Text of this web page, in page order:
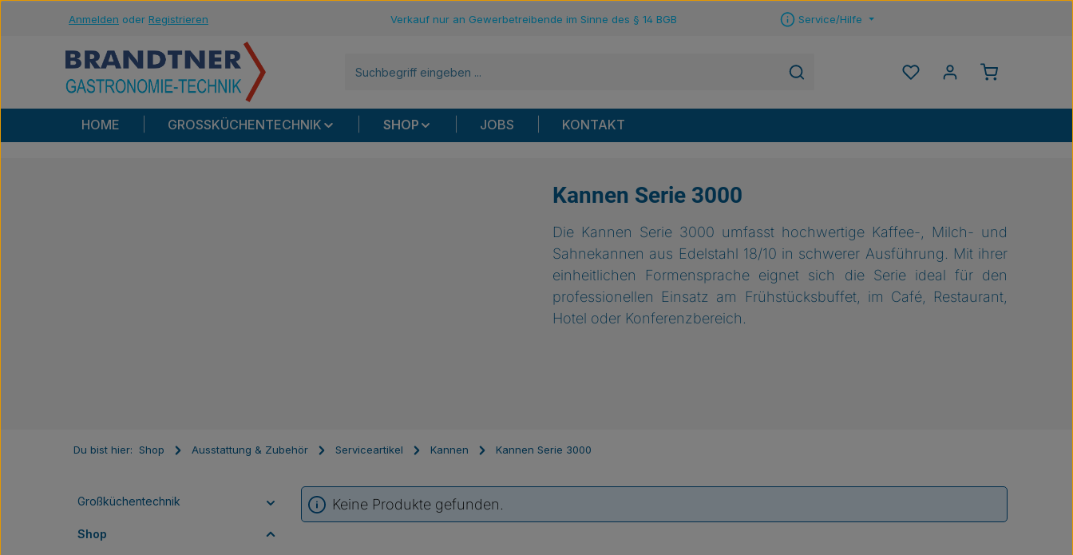
Hauptinhalt springen
Zur Suche springen
Zur Hauptnavigation springen
Anmelden oder Registrieren Verkauf nur an Gewerbetreibende im Sinne des § 14 BGB Service/Hilfe
Du hast 0 Produkte auf
HOME GROSSKÜCHENTECHNIK SHOP JOBS KONTAKT
Kannen Serie 3000
Die Kannen Serie 3000 umfasst hochwertige Kaffee-, Milch- und
Sahnekannen aus Edelstahl 18/10 in schwerer Ausführung. Mit ihrer
einheitlichen Formensprache eignet sich die Serie ideal für den
professionellen Einsatz am Frühstücksbuffet, im Café, Restaurant,
Hotel oder Konferenzbereich.
Du bist hier: Shop Ausstattung & Zubehör Serviceartikel Kannen Kannen Serie 3000
Großküchentechnik
Shop
Keine Produkte gefunden.